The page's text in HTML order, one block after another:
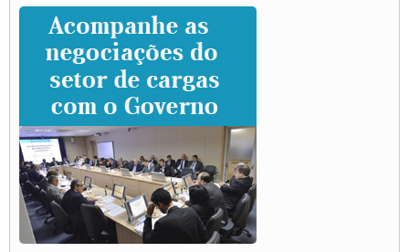
Caminhoneiros prometem paralisação e cobram diálogo com Lula
CNTTL e lideranças de caminhoneiros participam de debate sobre saúde nas
rodovias
Paulinho e Litti debatem política global para transporte rodoviário de cargas na
SUTCRA no Uruguai
Grande Conquista da Categoria transporte de Cargas e Caminhoneiros Autonomos
ENCONTRO INTERNACIONAL EM APOIO A CLASSE TRABALHADORA
DO BRASIL E A ELEIÇÃO 2022
Carta às Brasileiras e aos Brasileiros em Defesa do Estado Democrático de Direito
Paulinho, presidente da CNTTL, faz balanço do 3º Congresso da CNTTL
Caminhoneiros aprovam greve a partir do 1º de novembro
Rodoviários de Feira Santana fazem Assembleia para avaliar proposta de reajuste
salarial